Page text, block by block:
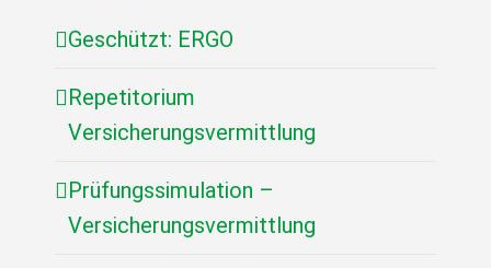
Geschützt: ERGO
Repetitorium
Versicherungsvermittlung
Prüfungssimulation –
Versicherungsvermittlung